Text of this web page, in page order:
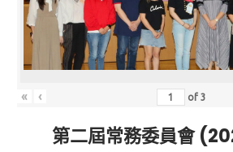
« ‹ of3
第二屆常務委員會